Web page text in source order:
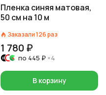
Пленка синяя матовая,
50 см на 10 м
Заказали126раз
1 780 ₽
по 445 ₽ ×4
В корзину